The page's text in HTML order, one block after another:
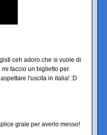
ceh adoro.che si vuole di
faccio un biglietto per
l'uscita in italia! :D
graie per averlo messo!